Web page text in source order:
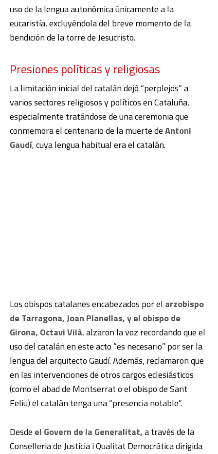
uso de la lengua autonómica únicamente a la
eucaristía, excluyéndola del breve momento de la
bendición de la torre de Jesucristo.
Presiones políticas y religiosas
La limitación inicial del catalán dejó “perplejos” a
varios sectores religiosos y políticos en Cataluña,
especialmente tratándose de una ceremonia que
conmemora el centenario de la muerte deAntoni
Gaudí, cuya lengua habitual era el catalán.
Los obispos catalanes encabezados por el arzobispo
de Tarragona, Joan Planellas, y el obispo de
Girona, Octavi Vilà, alzaron la voz recordando que el
uso del catalán en este acto “es necesario” por ser la
lengua del arquitecto Gaudí. Además, reclamaron que
en las intervenciones de otros cargos eclesiásticos
(como el abad de Montserrat o el obispo de Sant
Feliu) el catalán tenga una “presencia notable”.
Desde el Govern de la Generalitat,a través de la
Conselleria de Justícia i Qualitat Democràtica dirigida